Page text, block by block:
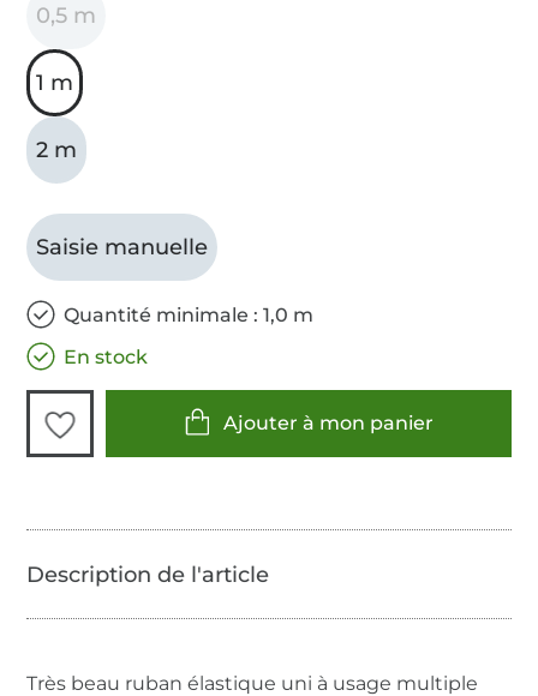
0,5 m
1 m
2 m
Saisie manuelle
Quantité minimale : 1,0 m
En stock
Ajouter à mon panier
Très beau ruban élastique uni à usage multiple